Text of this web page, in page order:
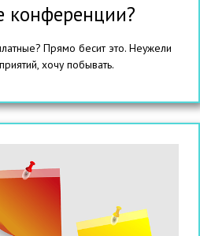
конференции?
Прямо бесит это. Неужели
хочу побывать.